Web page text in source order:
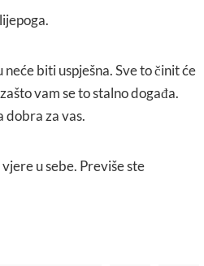
biti uspješna. Sve to činit će
vam se to stalno događa.
dobra za vas.
u sebe. Previše ste